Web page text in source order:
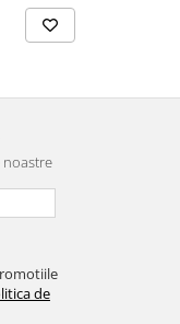
noastre
de